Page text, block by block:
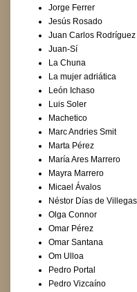
Jorge Ferrer
Jesús Rosado
Juan Carlos Rodríguez
Juan-Sí
La Chuna
La mujer adriática
León Ichaso
Luis Soler
Machetico
Marc Andries Smit
Marta Pérez
María Ares Marrero
Mayra Marrero
Micael Ávalos
Néstor Días de Villegas
Olga Connor
Omar Pérez
Omar Santana
Om Ulloa
Pedro Portal
Pedro Vizcaíno